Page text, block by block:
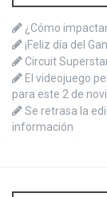
¿Cómo
¡Feliz día del
Circuit
El videojuego
para este 2 de
Se retrasa la
información